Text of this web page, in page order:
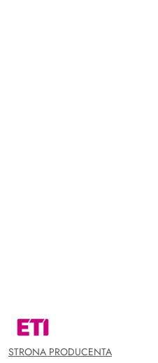
NAZWA
PRODUCENTA:
ETI
POLAM
SP.Z
STRONA PRODUCENTA